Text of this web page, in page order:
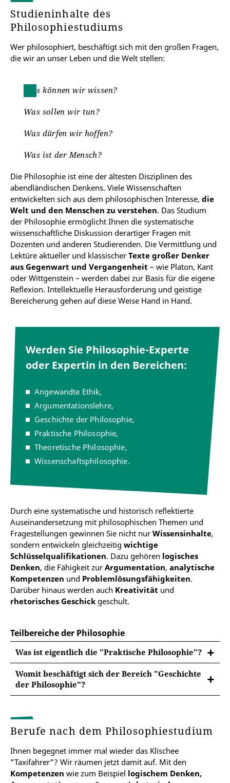
Studieninhalte des
Philosophiestudiums
Wer philosophiert, beschäftigt sich mit den großen Fragen,
die wir an unser Leben und die Welt stellen:
Was können wir wissen?
Was sollen wir tun?
Was dürfen wir hoffen?
Was ist der Mensch?
Die Philosophie ist eine der ältesten Disziplinen des
abendländischen Denkens. Viele Wissenschaften
entwickelten sich aus dem philosophischen Interesse, die
Welt und den Menschen zu verstehen. Das Studium
der Philosophie ermöglicht Ihnen die systematische
wissenschaftliche Diskussion derartiger Fragen mit
Dozenten und anderen Studierenden. Die Vermittlung und
Lektüre aktueller und klassischer Texte großer Denker
aus Gegenwart und Vergangenheit – wie Platon, Kant
oder Wittgenstein – werden dabei zur Basis für die eigene
Reflexion. Intellektuelle Herausforderung und geistige
Bereicherung gehen auf diese Weise Hand in Hand.
Werden Sie Philosophie-Experte
oder Expertin in den Bereichen:
Angewandte Ethik,
Argumentationslehre,
Geschichte der Philosophie,
Praktische Philosophie,
Theoretische Philosophie,
Wissenschaftsphilosophie.
Durch eine systematische und historisch reflektierte
Auseinandersetzung mit philosophischen Themen und
Fragestellungen gewinnen Sie nicht nur Wissensinhalte,
sondern entwickeln gleichzeitig wichtige
Schlüsselqualifikationen. Dazu gehören logisches
Denken, die Fähigkeit zur Argumentation, analytische
Kompetenzen und Problemlösungsfähigkeiten.
Darüber hinaus werden auch Kreativität und
rhetorisches Geschick geschult.
Teilbereiche der Philosophie
Was ist eigentlich die "Praktische Philosophie"?
Womit beschäftigt sich der Bereich "Geschichte
der Philosophie"?
Aspekte des Menschseins nach und begleitet
diese Überlegungen durch methodologische
Reflexionen. Die grundlegenden Fragen nach
Wahrheit und Wissen, Denken und Handeln,
Gesellschaft und Politik, Selbstsein,
Berufe nach dem Philosophiestudium
Ihnen begegnet immer mal wieder das Klischee
"Taxifahrer"? Wir räumen jetzt damit auf. Mit den
Kompetenzen wie zum Beispiel logischem Denken,